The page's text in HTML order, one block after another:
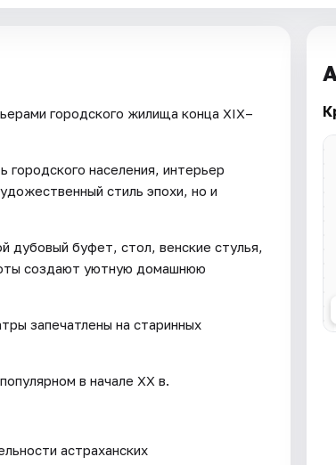
городского жилища конца XIX–
городского населения, интерьер
стиль эпохи, но и
дубовый буфет, стол, венские стулья,
создают уютную домашнюю
запечатлены на старинных
в начале XX в.
астраханских